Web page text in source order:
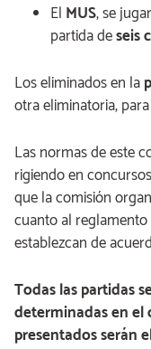
El MUS, se
partida deseis
Los eliminados en la
otra eliminatoria,
Las normas de este
rigiendo en
que la comisión
cuanto al
establezcan de
Todas las partidas
determinadas en el
presentados serán